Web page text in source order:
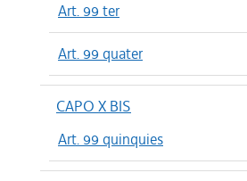
Art. 99 ter
Art. 99 quater
CAPO X BIS
Art. 99 quinquies